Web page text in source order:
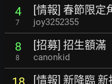
4
7
[情報] 春節限定
joy3252355
8
8
[招募] 招生額滿
canonkid
[情報] 新降臨